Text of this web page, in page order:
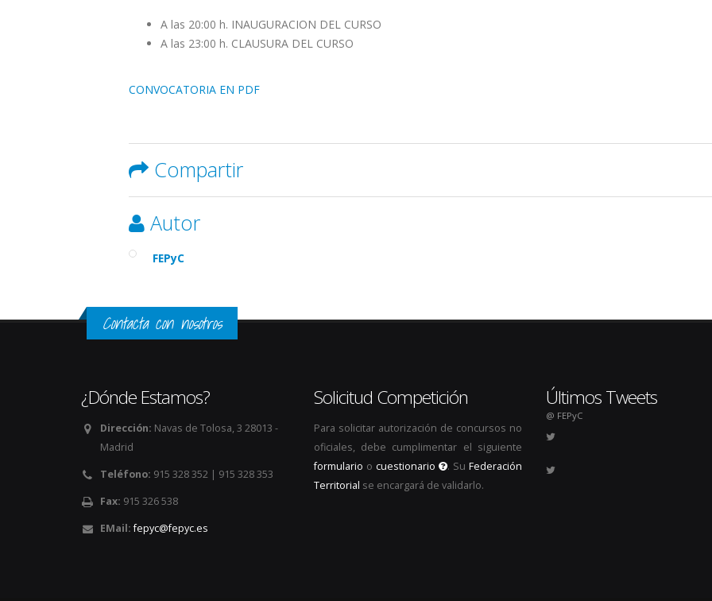
A las 20:00 h. INAUGURACION DEL CURSO
A las 23:00 h. CLAUSURA DEL CURSO
CONVOCATORIA EN PDF
Compartir
Autor
FEPyC
Contacta con nosotros
¿Dónde Estamos?
Dirección: Navas de Tolosa, 3 28013 -
Madrid
Teléfono: 915 328 352 | 915 328 353
Fax: 915 326 538
EMail: fepyc@fepyc.es
Solicitud Competición
Para solicitar autorización de concursos no
oficiales, debe cumplimentar el siguiente
formulario o cuestionario . SuFederación
Territorial se encargará de validarlo.
Últimos Tweets
@ FEPyC